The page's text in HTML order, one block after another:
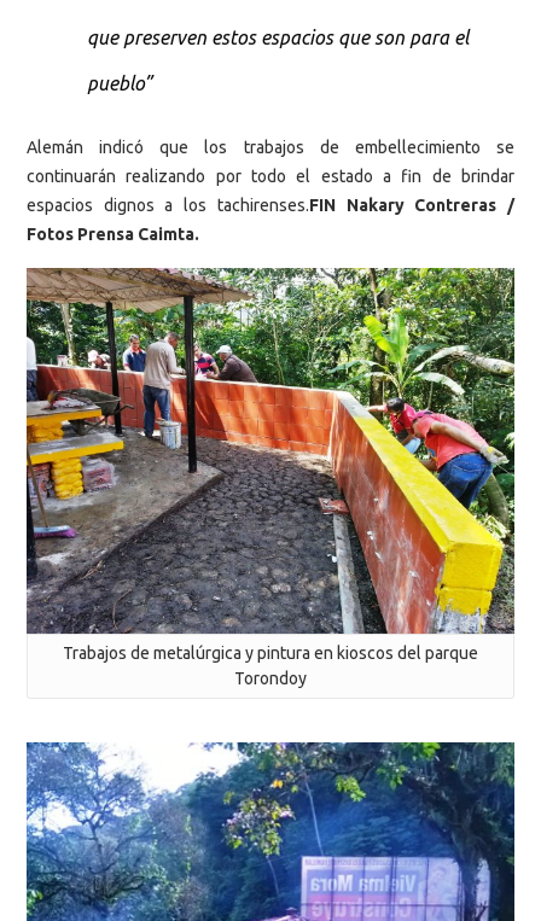
que preserven estos espacios que son para el
pueblo”
Alemán indicó que los trabajos de embellecimiento se
continuarán realizando por todo el estado a fin de brindar
espacios dignos a los tachirenses.FIN Nakary Contreras /
Fotos Prensa Caimta.
Trabajos de metalúrgica y pintura en kioscos del parque
Torondoy